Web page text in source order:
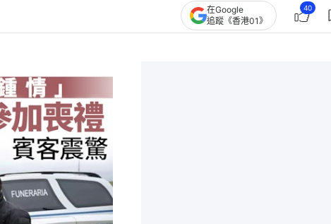
在Google
追蹤《香港01》
40